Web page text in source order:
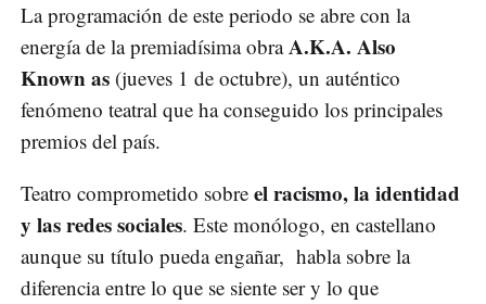
La programación de este periodo se abre con la
energía de la premiadísima obraA.K.A. Also
Known as (jueves 1 de octubre), un auténtico
fenómeno teatral que ha conseguido los principales
premios del país.
Teatro comprometido sobre el racismo, la identidad
y las redes sociales. Este monólogo, en castellano
aunque su título pueda engañar, habla sobre la
diferencia entre lo que se siente ser y lo que